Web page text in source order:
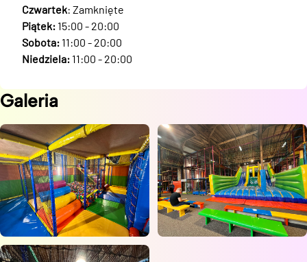
Czwartek: Zamknięte
Piątek: 15:00 - 20:00
Sobota: 11:00 - 20:00
Niedziela: 11:00 - 20:00
Galeria